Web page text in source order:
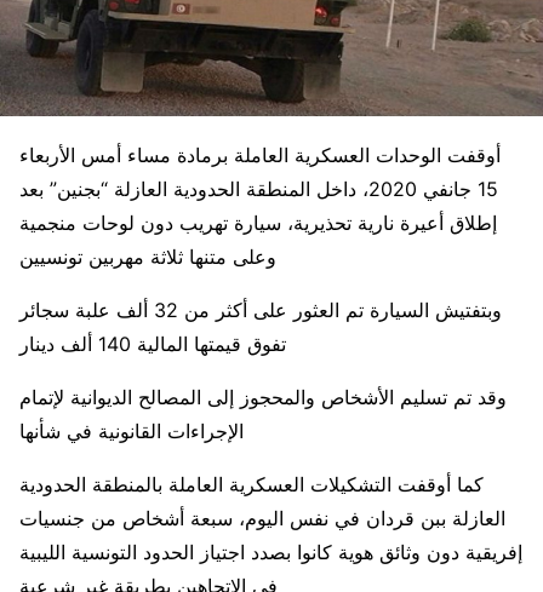
أوقفت الوحدات العسكرية العاملة برمادة مساء أمس الأربعاء
15 جانفي 2020، داخل المنطقة الحدودية العازلة “بجنين” بعد
إطلاق أعيرة نارية تحذيرية، سيارة تهريب دون لوحات منجمية
وعلى متنها ثلاثة مهربين تونسيين
وبتفتيش السيارة تم العثور على أكثر من 32 ألف علبة سجائر
تفوق قيمتها المالية 140 ألف دينار
وقد تم تسليم الأشخاص والمحجوز إلى المصالح الديوانية لإتمام
الإجراءات القانونية في شأنها
كما أوقفت التشكيلات العسكرية العاملة بالمنطقة الحدودية
العازلة ببن قردان في نفس اليوم، سبعة أشخاص من جنسيات
إفريقية دون وثائق هوية كانوا بصدد اجتياز الحدود التونسية الليبية
في الاتجاهين بطريقة غير شرعية